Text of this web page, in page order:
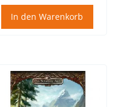
In den Warenkorb